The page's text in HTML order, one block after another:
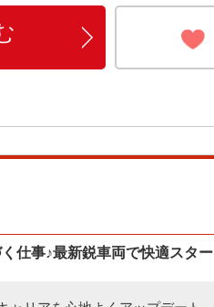
仕事♪最新鋭車両で快適スター